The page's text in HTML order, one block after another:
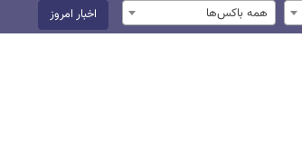
همه باکس‌ها اخبار امروز